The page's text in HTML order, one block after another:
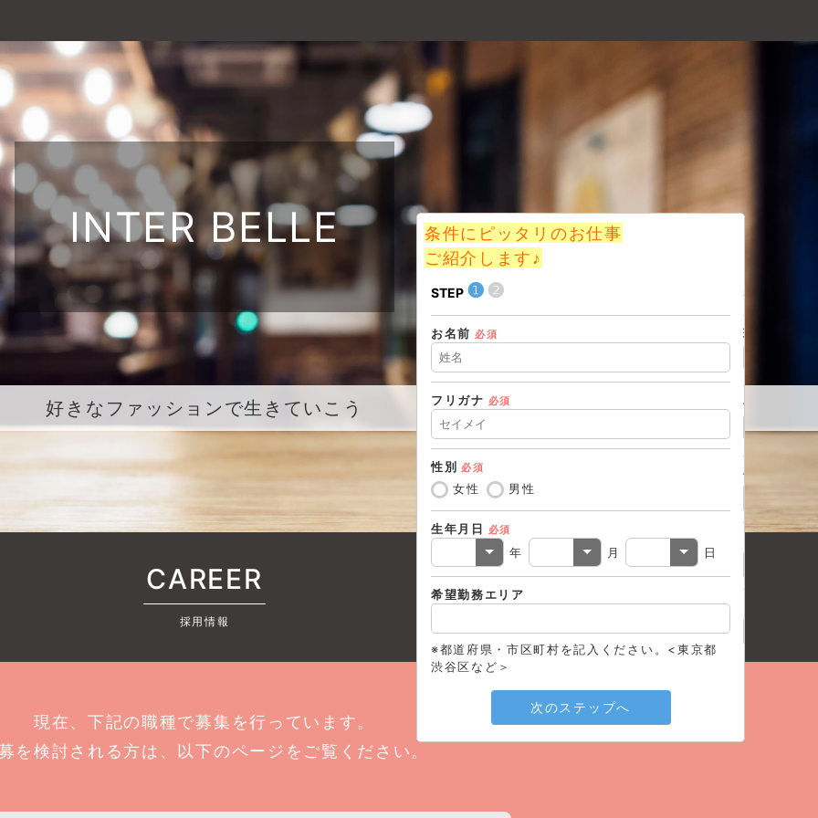
INTER BELLE
好きなファッションで生きていこう
条件にピッタリのお仕事
ご紹介します♪
STEP ❶❷
お名前 必須
フリガナ 必須
性別 必須
女性 男性
生年月日 必須
年 月 日
希望勤務エリア
※都道府県・市区町村を記入ください。<東京都
渋谷区など＞
次のステップへ
STEP
現在の職業
住所（都道
住所（市区
CAREER
採用情報
現在、下記の職種で募集を行っています。
を検討される方は、以下のページをご覧ください。